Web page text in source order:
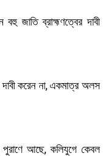
জাতি ব্রাহ্মণত্বের দাবী
দাবী করেন না, একমাত্র অলস
আছে, কলিযুগে কেবল